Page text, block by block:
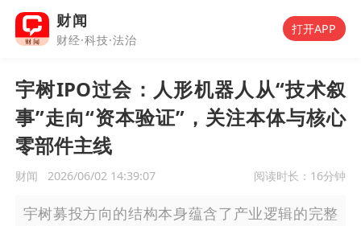
财闻
财经·科技·法治
打开APP
宇树IPO过会：人形机器人从“技术叙
事”走向“资本验证”，关注本体与核心
零部件主线
财闻 2026/06/02 14:39:07 阅读时长： 16分钟
宇树募投方向的结构本身蕴含了产业逻辑的完整